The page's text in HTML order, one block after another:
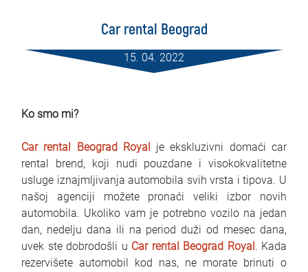
Uslovi najma
Najčešća pitanja
Blog
Kontakt
EN
Car rental Beograd
15. 04. 2022
Ko smo mi?
Car rental Beograd Royal je ekskluzivni domaći car
rental brend, koji nudi pouzdane i visokokvalitetne
usluge iznajmljivanja automobila svih vrsta i tipova. U
našoj agenciji možete pronaći veliki izbor novih
automobila. Ukoliko vam je potrebno vozilo na jedan
dan, nedelju dana ili na period duži od mesec dana,
uvek ste dobrodošli u Car rental Beograd Royal. Kada
rezervišete automobil kod nas, ne morate brinuti o